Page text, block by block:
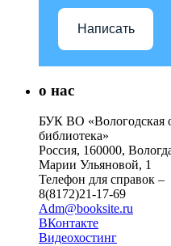
Написать
о нас
БУК ВО «Вологодская
библиотека»
Россия, 160000,
Марии Ульяновой, 1
Телефон для справок –
8(8172)21-17-69
Adm@booksite.ru
ВКонтакте
Видеохостинг